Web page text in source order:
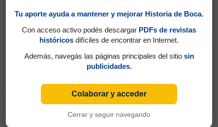
01/12/2024
Boca 1 - Gimnasia (LP) 0
Tu aporte ayuda a mantener y mejorar Historia de Boca.
Con acceso activo podés descargar PDFs de revistas
históricos difíciles de encontrar en Internet.
Además, navegás las páginas principales del sitio sin
publicidades.
Colaborar y acceder
Cerrar y seguir navegando